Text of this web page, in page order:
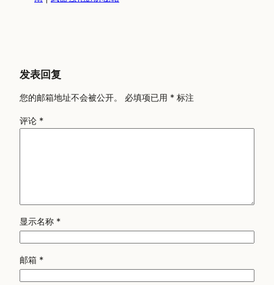
发表回复
您的邮箱地址不会被公开。 必填项已用 * 标注
评论 *
显示名称 *
邮箱 *